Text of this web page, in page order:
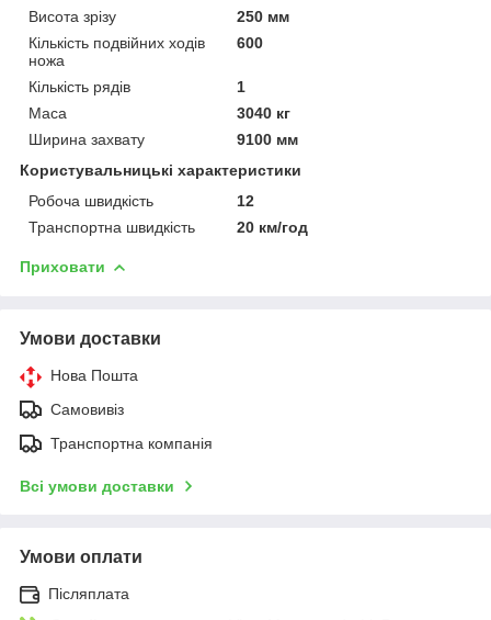
Висота зрізу
250 мм
Кількість подвійних ходів
ножа
600
Кількість рядів
1
Маса
3040 кг
Ширина захвату
9100 мм
Користувальницькі характеристики
Робоча швидкість
12
Транспортна швидкість
20 км/год
Приховати
Умови доставки
Нова Пошта
Самовивіз
Транспортна компанія
Всі умови доставки
Умови оплати
Післяплата